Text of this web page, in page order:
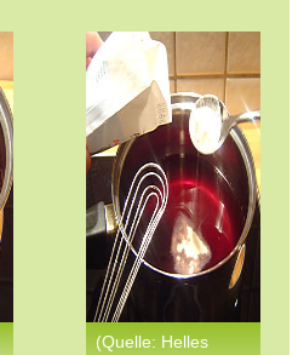
(Quelle: Helles